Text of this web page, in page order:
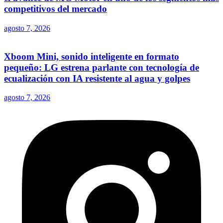
competitivos del mercado
agosto 7, 2026
Xboom Mini, sonido inteligente en formato
pequeño: LG estrena parlante con tecnología de
ecualización con IA resistente al agua y golpes
agosto 7, 2026